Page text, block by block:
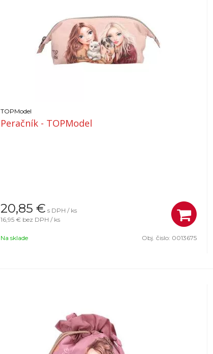
TOPModel
Peračník - TOPModel
20,85 € s DPH / ks
16,95 € bez DPH / ks
Na sklade Obj. čislo: 0013675